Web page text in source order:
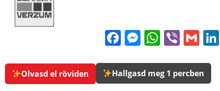
FacebookViber
Olvasd el röviden Hallgasd meg 1 percben